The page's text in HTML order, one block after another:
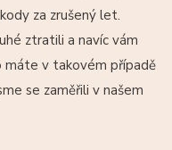
za zrušený let.
ztratili a navíc vám
máte v takovém případě
se zaměřili v našem